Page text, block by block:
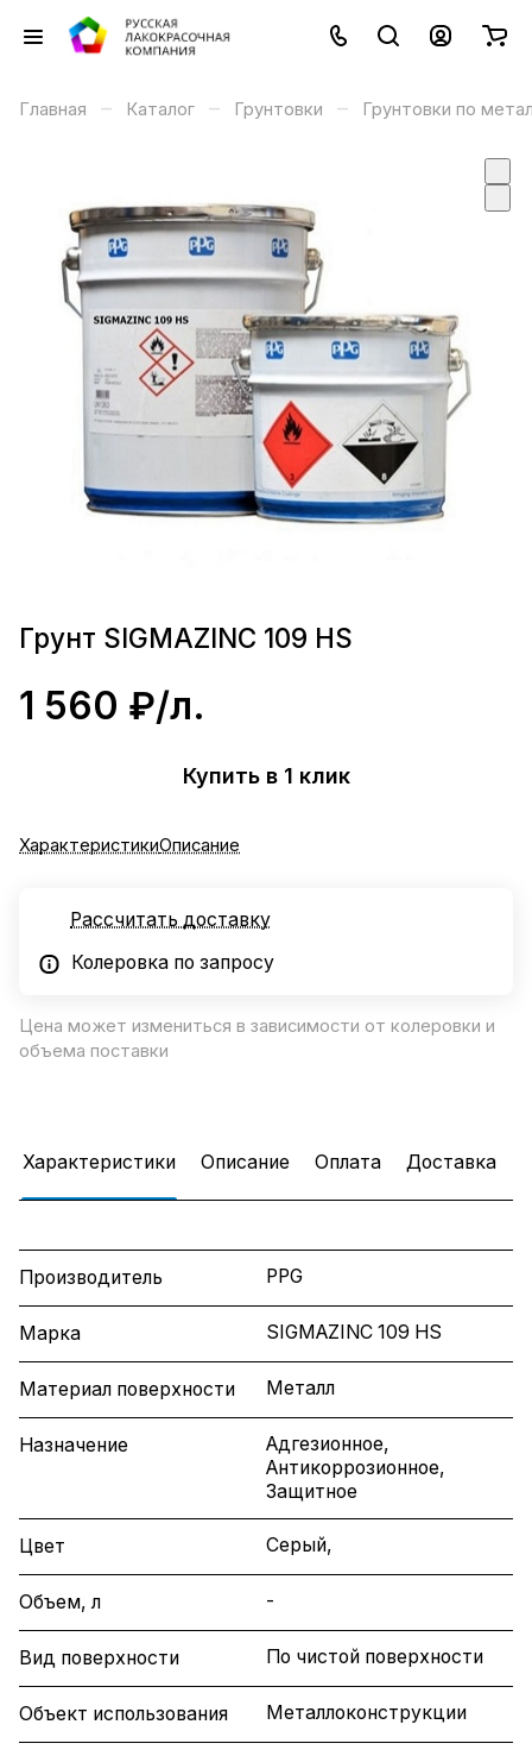
Главная – Каталог – Грунтовки – Грунтовки по
Грунт SIGMAZINC 109 HS
1 560 ₽/л.
Купить в 1 клик
ХарактеристикиОписание
Рассчитать доставку
Колеровка по запросу
Цена может измениться в зависимости от колеровки и
объема поставки
Характеристики Описание Оплата Доставка
Производитель PPG
Марка SIGMAZINC 109 HS
Материал поверхности Металл
Назначение
Адгезионное,
Антикоррозионное,
Защитное
Цвет Серый,
Объем, л -
Вид поверхности По чистой поверхности
Объект использования Металлоконструкции